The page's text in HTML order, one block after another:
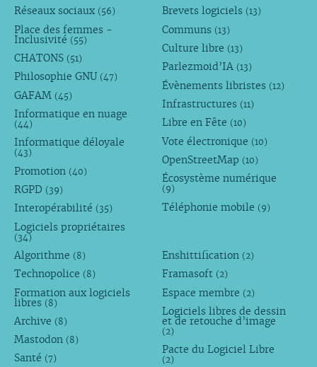
Réseaux sociaux (56)
Place des femmes -
Inclusivité (55)
CHATONS (51)
Philosophie GNU (47)
GAFAM (45)
Informatique en nuage
(44)
Informatique déloyale
(43)
Promotion (40)
RGPD (39)
Interopérabilité (35)
Logiciels propriétaires
(34)
Brevets logiciels (13)
Communs (13)
Culture libre (13)
Parlezmoid’IA (13)
Évènements libristes (12)
Infrastructures (11)
Libre en Fête (10)
Vote électronique (10)
OpenStreetMap (10)
Écosystème numérique
(9)
Téléphonie mobile (9)
Algorithme (8)
Technopolice (8)
Formation aux logiciels
libres (8)
Archive (8)
Mastodon (8)
Santé (7)
Enshittification (2)
Framasoft (2)
Espace membre (2)
Logiciels libres de dessin
et de retouche d’image
(2)
Pacte du Logiciel Libre
(2)